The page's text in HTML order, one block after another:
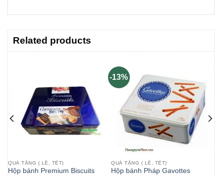
Related products
QUÀ TẶNG ( LỄ, TẾT)
Hộp bánh Premium Biscuits
-13%
QUÀ TẶNG ( LỄ, TẾT)
Hộp bánh Pháp Gavottes